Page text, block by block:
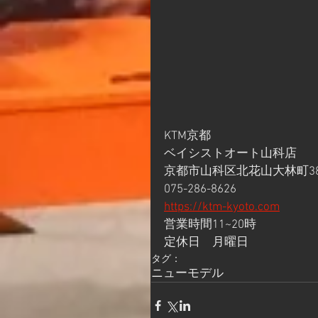
KTM京都
ベイシストオート山科店
京都市山科区北花山大林町
075-286-8626
https://ktm-kyoto.com
営業時間11~20時
定休日　月曜日
タグ：
ニューモデル